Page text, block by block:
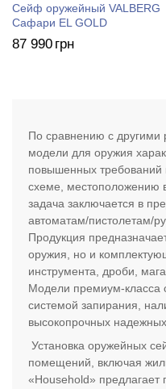
Сейф оружейный VALBERG
Сафари EL GOLD
87 990 грн
По сравнению с другими
модели для оружия
повышенных требований
схеме, местоположению
задача заключается в
автоматам/пистолетам/
Продукция
оружия, но и
инструмента, дроби,
Модели премиум-класса
системой запирания,
высокопрочных надежных
Установка оружейных
помещений, включая
«Household»